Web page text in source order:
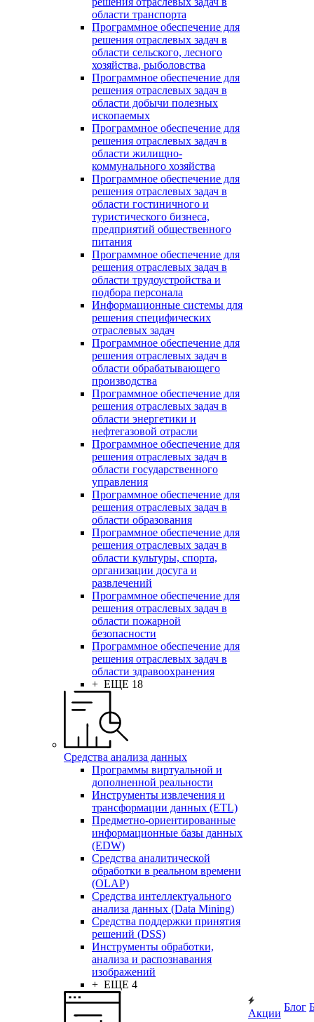
области транспорта
Программное обеспечение для
решения отраслевых задач в
области сельского, лесного
хозяйства, рыболовства
Программное обеспечение для
решения отраслевых задач в
области добычи полезных
ископаемых
Программное обеспечение для
решения отраслевых задач в
области жилищно-
коммунального хозяйства
Программное обеспечение для
решения отраслевых задач в
области гостиничного и
туристического бизнеса,
предприятий общественного
питания
Программное обеспечение для
решения отраслевых задач в
области трудоустройства и
подбора персонала
Информационные системы для
решения специфических
отраслевых задач
Программное обеспечение для
решения отраслевых задач в
области обрабатывающего
производства
Программное обеспечение для
решения отраслевых задач в
области энергетики и
нефтегазовой отрасли
Программное обеспечение для
решения отраслевых задач в
области государственного
управления
Программное обеспечение для
решения отраслевых задач в
области образования
Программное обеспечение для
решения отраслевых задач в
области культуры, спорта,
организации досуга и
развлечений
Программное обеспечение для
решения отраслевых задач в
области пожарной
безопасности
Программное обеспечение для
решения отраслевых задач в
области здравоохранения
+ ЕЩЕ 18
Средства анализа данных
Программы виртуальной и
дополненной реальности
Инструменты извлечения и
трансформации данных (ETL)
Предметно-ориентированные
информационные базы данных
(EDW)
Средства аналитической
обработки в реальном времени
(OLAP)
Средства интеллектуального
анализа данных (Data Mining)
Средства поддержки принятия
решений (DSS)
Инструменты обработки,
анализа и распознавания
изображений
+ ЕЩЕ 4
Акции
Блог